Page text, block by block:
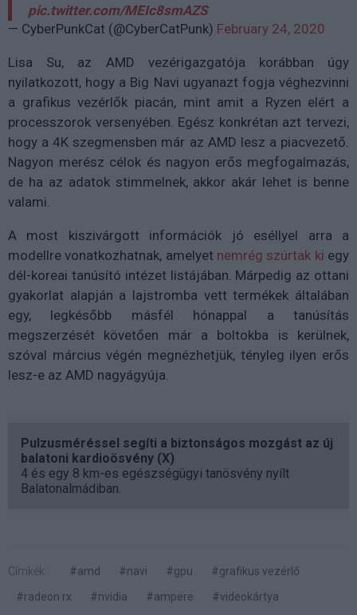
pic.twitter.com/MEIc8smAZS
— CyberPunkCat (@CyberCatPunk) February 24, 2020
Lisa Su, az AMD vezérigazgatója korábban úgy
nyilatkozott, hogy a Big Navi ugyanazt fogja véghezvinni
a grafikus vezérlők piacán, mint amit a Ryzen elért a
processzorok versenyében. Egész konkrétan azt tervezi,
hogy a 4K szegmensben már az AMD lesz a piacvezető.
Nagyon merész célok és nagyon erős megfogalmazás,
de ha az adatok stimmelnek, akkor akár lehet is benne
valami.
A most kiszivárgott információk jó eséllyel arra a
modellre vonatkozhatnak, amelyet nemrég szúrtak ki egy
dél-koreai tanúsító intézet listájában. Márpedig az ottani
gyakorlat alapján a lajstromba vett termékek általában
egy, legkésőbb másfél hónappal a tanúsítás
megszerzését követően már a boltokba is kerülnek,
szóval március végén megnézhetjük, tényleg ilyen erős
lesz-e az AMD nagyágyúja.
Pulzusméréssel segíti a biztonságos mozgást az új
balatoni kardioösvény (X)
4 és egy 8 km-es egészségügyi tanösvény nyílt
Balatonalmádiban.
Címkék: #amd #navi #gpu
#grafikus vezérlő
#radeon rx
#nvidia #ampere #videokártya